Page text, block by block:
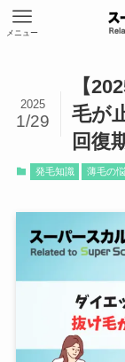
メニュー
【
毛が
回復
2025
1/29
発毛知識 薄毛の